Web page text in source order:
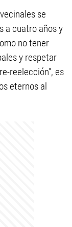
vecinales se
a cuatro años y
no tener
y respetar
reelección”, es
eternos al